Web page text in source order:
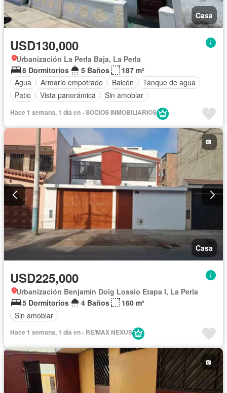
Casa
USD130,000
Urbanización La Perla Baja, La Perla
8 Dormitorios
5 Baños
187 m²
Agua
Armario empotrado Balcón
Tanque de agua
Patio
Vista panorámica Sin amoblar
Hace 1 semana, 1 día en - SOCIOS INMOBILIARIOS
Casa
USD225,000
Urbanización Benjamín Doig Lossio Etapa I, La Perla
5 Dormitorios
4 Baños
160 m²
Sin amoblar
Hace 1 semana, 1 día en - RE/MAX NEXUS